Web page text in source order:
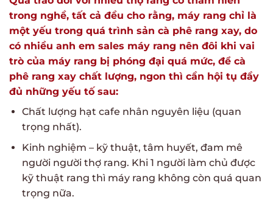
trong nghề, tất cả đều cho rằng, máy rang chỉ là
một yếu trong quá trình sản cà phê rang xay, do
có nhiều anh em sales máy rang nên đôi khi vai
trò của máy rang bị phóng đại quá mức, để cà
phê rang xay chất lượng, ngon thì cần hội tụ đầy
đủ những yếu tố sau:
Chất lượng hạt cafe nhân nguyên liệu (quan
trọng nhất).
Kinh nghiệm – kỹ thuật, tâm huyết, đam mê
người người thợ rang. Khi 1 người làm chủ được
kỹ thuật rang thì máy rang không còn quá quan
trọng nữa.